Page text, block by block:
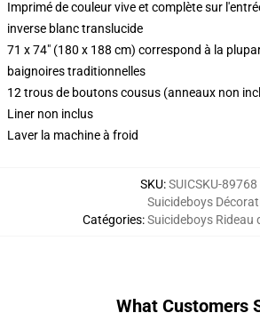
Imprimé de couleur vive et complète sur
inverse blanc translucide
71 x 74" (180 x 188 cm) correspond à la
baignoires traditionnelles
12 trous de boutons cousus (anneaux non
Liner non inclus
Laver la machine à froid
SKU:SUICSKU-89768
Catégories:
Suicideboys
Suicideboys Rideau
What Customers